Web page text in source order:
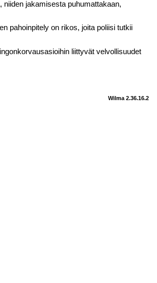
jakamisesta puhumattakaan,
pahoinpitely on rikos, joita poliisi tutkii
liittyvät velvollisuudet
Wilma 2.36.16.2